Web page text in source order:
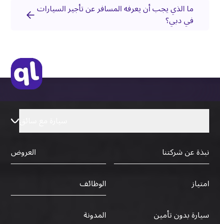
ما الذي يجب أن يعرفه المسافر عن تأجير السيارات
في دبي؟
نبذة عن شركتنا
العروض
امتياز
الوظائف
سيارة بدون تأمين
المدونة